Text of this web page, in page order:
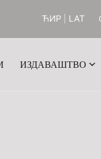
ЋИР LAT
ИЗДАВАШТВО